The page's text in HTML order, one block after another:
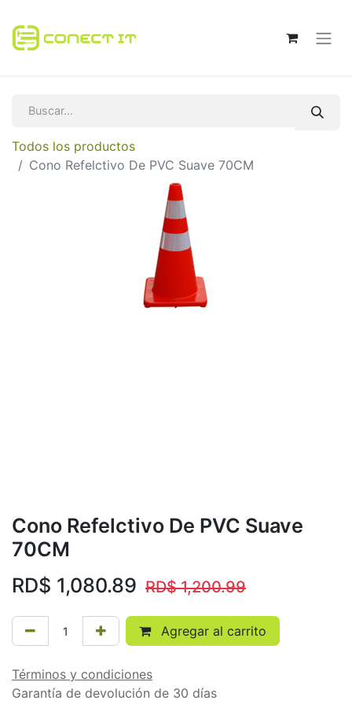
Todos los productos
Cono Refelctivo De PVC Suave 70CM
Cono Refelctivo De PVC Suave
70CM
RD$ 1,080.89 RD$1,200.99
Agregar al carrito
Términos y condiciones
Garantía de devolución de 30 días